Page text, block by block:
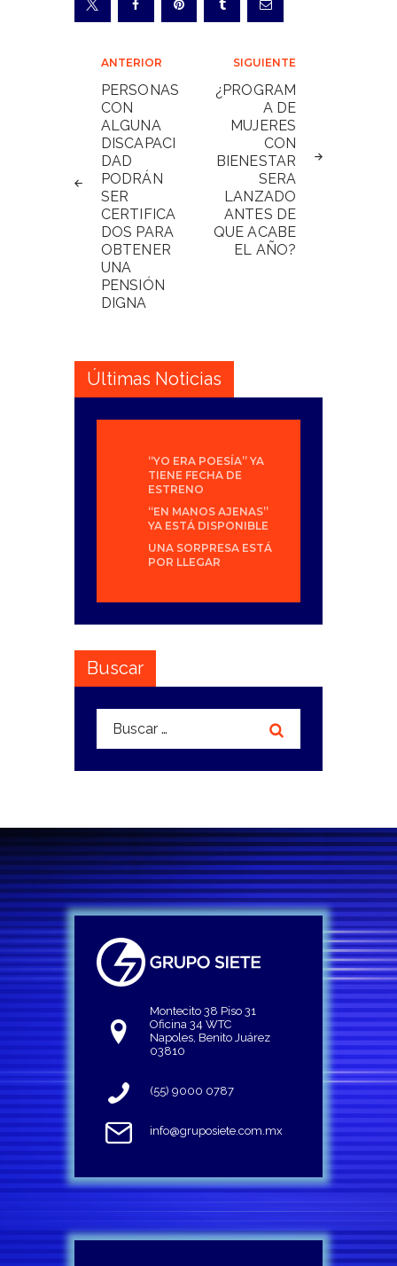
Navegación
de
entradas
ANTERIOR
PERSONAS
CON
ALGUNA
DISCAPACI
DAD
PODRÁN
SER
CERTIFICA
DOS PARA
OBTENER
UNA
PENSIÓN
DIGNA
SIGUIENTE
¿PROGRAM
A DE
MUJERES
CON
BIENESTAR
SERA
LANZADO
ANTES DE
QUE ACABE
EL AÑO?
Últimas Noticias
“YO ERA POESÍA” YA
TIENE FECHA DE
ESTRENO
“EN MANOS AJENAS”
YA ESTÁ DISPONIBLE
UNA SORPRESA ESTÁ
POR LLEGAR
Buscar
Buscar:
Montecito 38 Piso 31
Oficina 34 WTC
Napoles, Benito Juárez
03810
(55) 9000 0787
info@gruposiete.com.mx